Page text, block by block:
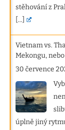
stěhování z
[...]
Vietnam vs.
Mekongu,
30 července
úplně jiný